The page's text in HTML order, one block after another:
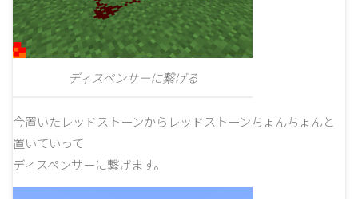
ディスペンサーに繋げる
今置いたレッドストーンからレッドストーンちょんちょんと
置いていって
ディスペンサーに繋げます。